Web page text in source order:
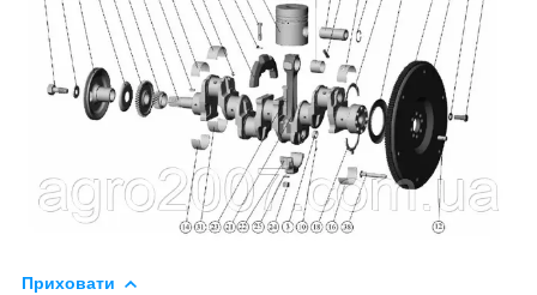
Приховати